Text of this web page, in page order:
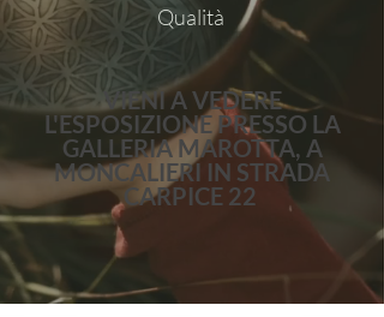
Qualità
VIENI A VEDERE
L'ESPOSIZIONE PRESSO LA
GALLERIA MAROTTA, A
MONCALIERI IN STRADA
CARPICE 22